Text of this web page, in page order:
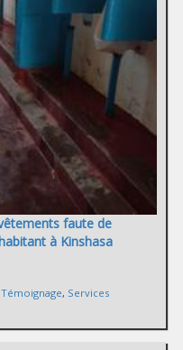
faute de
à Kinshasa
Témoignage, Services